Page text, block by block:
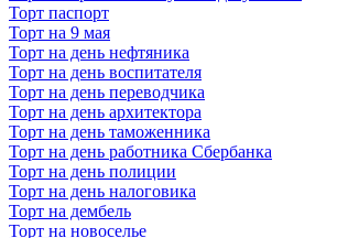
Торт паспорт
Торт на 9 мая
Торт на день нефтяника
Торт на день воспитателя
Торт на день переводчика
Торт на день архитектора
Торт на день таможенника
Торт на день работника Сбербанка
Торт на день полиции
Торт на день налоговика
Торт на дембель
Торт на новоселье